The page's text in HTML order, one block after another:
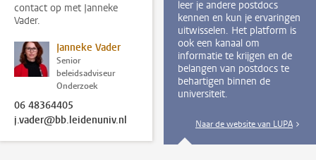
contact op met Janneke
Vader.
Janneke Vader
Senior
beleidsadviseur
Onderzoek
06 48364405
j.vader@bb.leidenuniv.nl
leer je andere postdocs
kennen en kun je ervaringen
uitwisselen. Het platform is
ook een kanaal om
informatie te krijgen en de
belangen van postdocs te
behartigen binnen de
universiteit.
Naar de website van LUPA